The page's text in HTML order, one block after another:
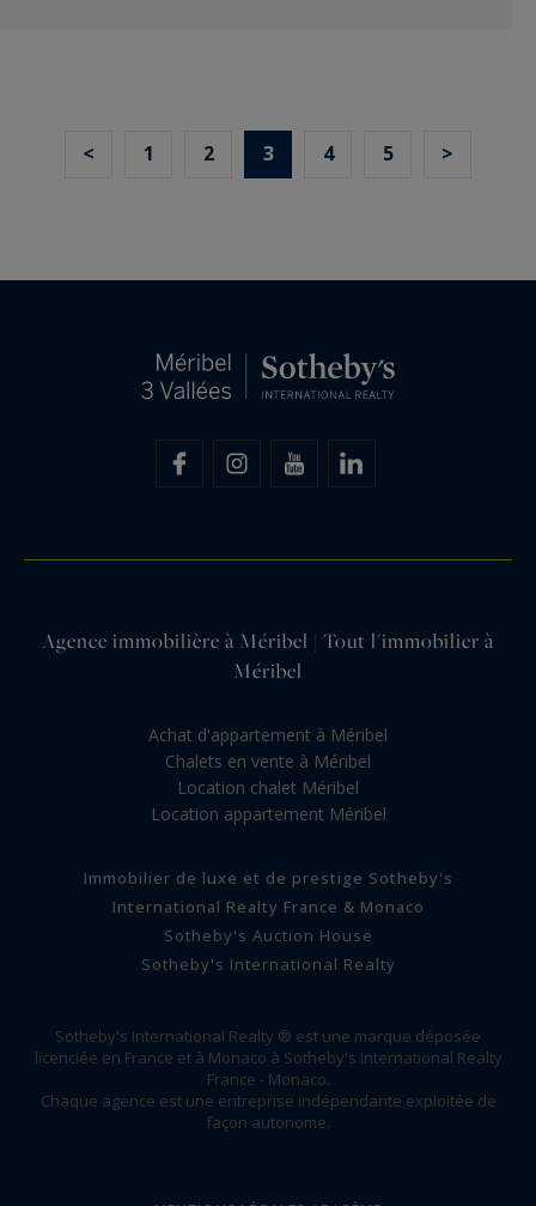
< 1 2 3 4 5 >
Agence immobilière à Méribel | Tout l'immobilier à
Méribel
Achat d'appartement à Méribel
Chalets en vente à Méribel
Location chalet Méribel
Location appartement Méribel
Immobilier de luxe et de prestige Sotheby's
International Realty France & Monaco
Sotheby's Auction House
Sotheby's International Realty
Sotheby's International Realty ® est une marque déposée
licenciée en France et à Monaco à Sotheby's International Realty
France - Monaco.
Chaque agence est une entreprise indépendante exploitée de
façon autonome.